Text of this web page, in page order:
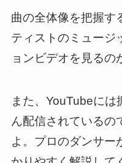
曲の全体像を把握す
ティストのミュージ
ョンビデオを見るの
また、YouTubeには
ん配信されているの
よ。プロのダンサー